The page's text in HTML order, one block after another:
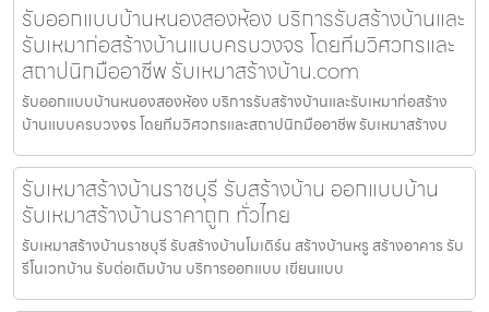
รับออกแบบบ้านหนองสองห้อง บริการรับสร้างบ้านและ
รับเหมาก่อสร้างบ้านแบบครบวงจร โดยทีมวิศวกรและ
สถาปนิกมืออาชีพ รับเหมาสร้างบ้าน.com
รับออกแบบบ้านหนองสองห้อง บริการรับสร้างบ้านและรับเหมาก่อสร้าง
บ้านแบบครบวงจร โดยทีมวิศวกรและสถาปนิกมืออาชีพ รับเหมาสร้างบ
รับเหมาสร้างบ้านราชบุรี รับสร้างบ้าน ออกแบบบ้าน
รับเหมาสร้างบ้านราคาถูก ทั่วไทย
รับเหมาสร้างบ้านราชบุรี รับสร้างบ้านโมเดิร์น สร้างบ้านหรู สร้างอาคาร รับ
รีโนเวทบ้าน รับต่อเติมบ้าน บริการออกแบบ เขียนแบบ